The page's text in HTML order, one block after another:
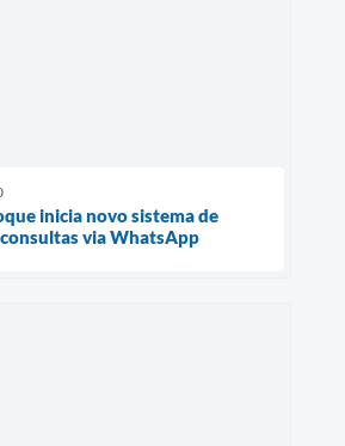
inicia novo sistema de
via WhatsApp